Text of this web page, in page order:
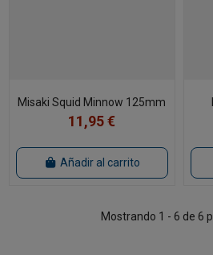
Misaki Squid Minnow 125mm
11,95 €
Añadir al carrito
Mostrando 1 - 6 de 6